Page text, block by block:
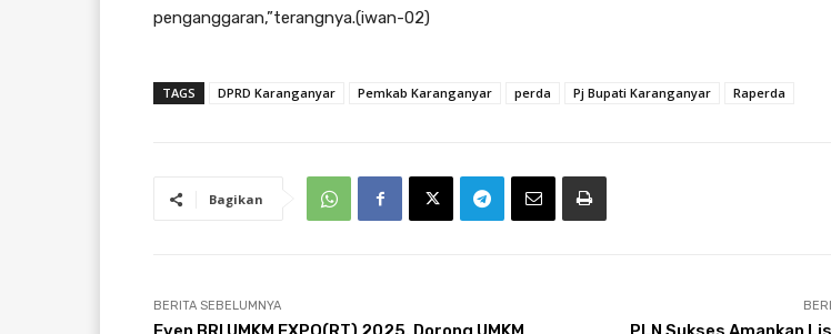
penganggaran,”terangnya.(iwan-02)
TAGS DPRD Karanganyar Pemkab Karanganyar perda Pj Bupati Karanganyar Raperda
Bagikan
BERITA SEBELUMNYA